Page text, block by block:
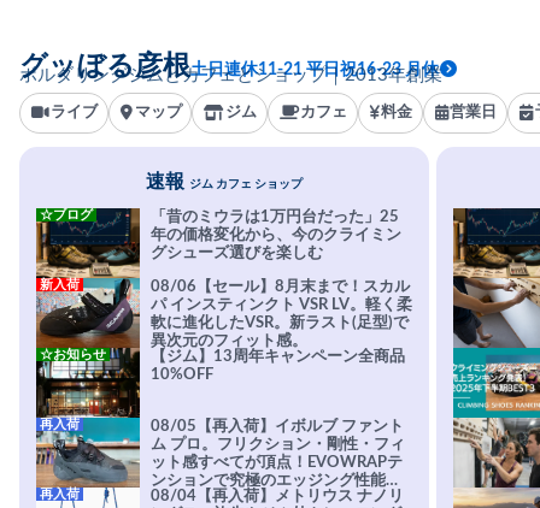
ボルダリングジムとカフェとショップ｜2013年創業
グッぼる彦根土日連休11-21 平日祝16-23 月休
ライブ マップ ジム カフェ 料金 営業日
速報 ジム カフェ ショップ
「昔のミウラは1万円台だった」25
年の価格変化から、今のクライミン
グシューズ選びを楽しむ
☆ブログ
08/06【セール】8月末まで！スカル
パ インスティンクト VSR LV。軽く柔
軟に進化したVSR。新ラスト(足型)で
異次元のフィット感。
新入荷
【ジム】13周年キャンペーン全商品
10%OFF
☆お知らせ
08/05【再入荷】イボルブ ファント
ム プロ。フリクション・剛性・フィ
ット感すべてが頂点！EVOWRAPテ
ンションで究極のエッジング性能を
実現。進化系ラバーEvo-74はTRAX
再入荷
08/04【再入荷】メトリウス ナノリ
再入荷